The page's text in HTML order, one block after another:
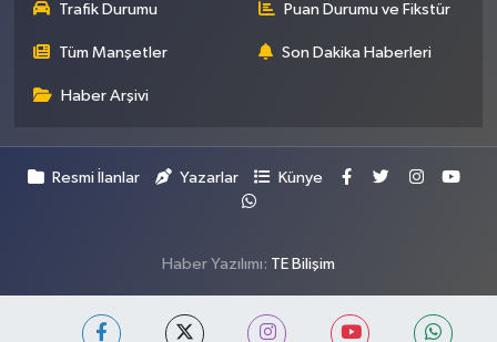
Trafik Durumu Puan Durumu ve Fikstür
Tüm Manşetler Son Dakika Haberleri
Haber Arşivi
Resmi İlanlar Yazarlar Künye
Haber Yazılımı: TE Bilişim